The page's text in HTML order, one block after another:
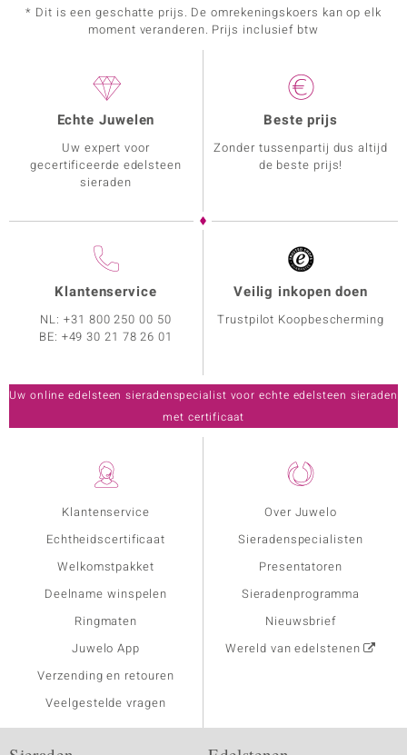
* Dit is een geschatte prijs. De omrekeningskoers kan op elk
moment veranderen. Prijs inclusief btw
Klantenservice
Echtheidscertificaat
Welkomstpakket
Deelname winspelen
Ringmaten
Juwelo App
Verzending en retouren
Veelgestelde vragen
Over Juwelo
Sieradenspecialisten
Presentatoren
Sieradenprogramma
Nieuwsbrief
Wereld van edelstenen
Echte Juwelen
Uw expert voor
gecertificeerde edelsteen
sieraden
Beste prijs
Zonder tussenpartij dus altijd
de beste prijs!
Klantenservice
NL:+31 800 250 00 50
BE: +49 30 21 78 26 01
Veilig inkopen doen
Trustpilot Koopbescherming
Uw online edelsteen sieradenspecialist voor echte edelsteen sieraden
met certificaat